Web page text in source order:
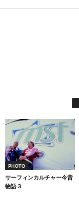
PHOTO
サーフィンカルチャー今昔
物語３